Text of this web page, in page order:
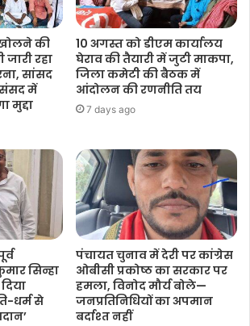
की
रहा
सांसद
में
मुद्दा
10 अगस्त को डीएम कार्यालय
घेराव की तैयारी में जुटी माकपा,
जिला कमेटी की बैठक में
आंदोलन की रणनीति तय
7 days ago
सिन्हा
धर्म से
पंचायत चुनाव में देरी पर कांग्रेस
ओबीसी प्रकोष्ठ का सरकार पर
हमला, विनोद मौर्य बोले—
जनप्रतिनिधियों का अपमान
बर्दाश्त नहीं